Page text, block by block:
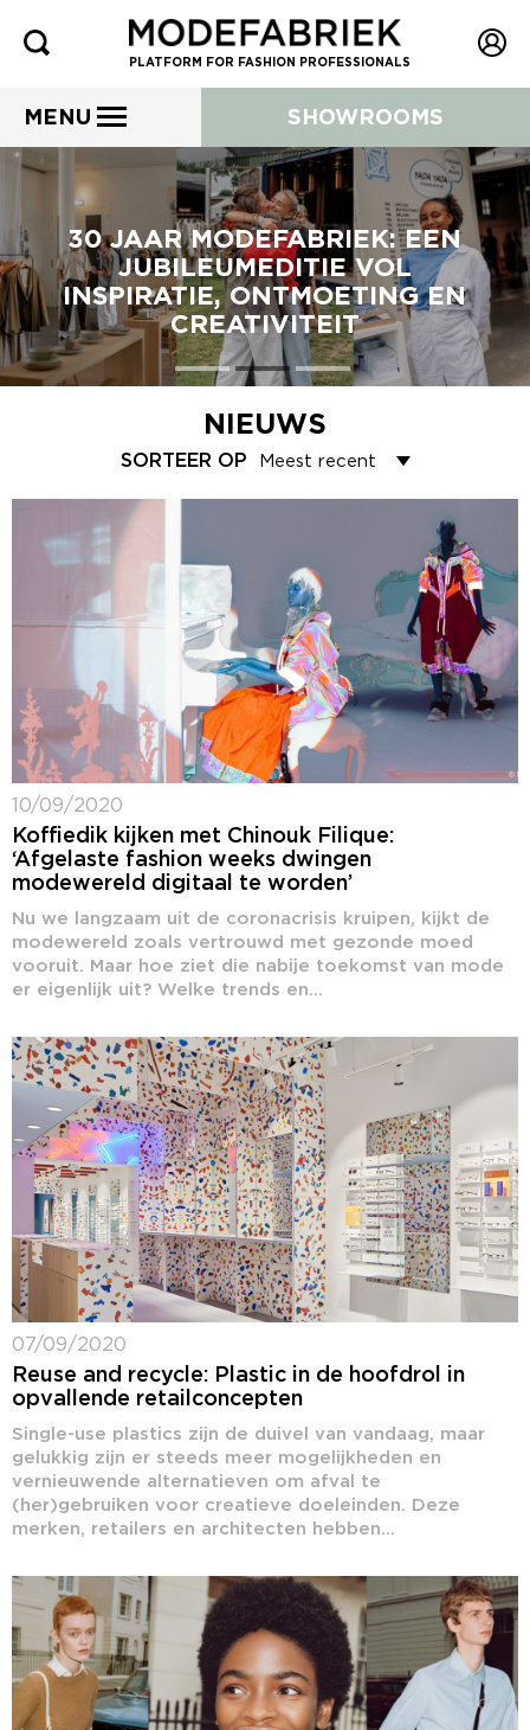
PLATFORM FOR FASHION PROFESSIONALS
MENU SHOWROOMS
30 JAAR MODEFABRIEK: EEN
JUBILEUMEDITIE VOL
INSPIRATIE, ONTMOETING EN
CREATIVITEIT
NIEUWS
SORTEER OP
10/09/2020
Koffiedik kijken met Chinouk Filique:
‘Afgelaste fashion weeks dwingen
modewereld digitaal te worden’
Nu we langzaam uit de coronacrisis kruipen, kijkt de
modewereld zoals vertrouwd met gezonde moed
vooruit. Maar hoe ziet die nabije toekomst van mode
er eigenlijk uit? Welke trends en...
07/09/2020
Reuse and recycle: Plastic in de hoofdrol in
opvallende retailconcepten
Single-use plastics zijn de duivel van vandaag, maar
gelukkig zijn er steeds meer mogelijkheden en
vernieuwende alternatieven om afval te
(her)gebruiken voor creatieve doeleinden. Deze
merken, retailers en architecten hebben...